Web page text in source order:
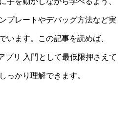
プレートやデバッグ方法など実
います。この記事を読めば、
プリ 入門として最低限押さえて
っかり理解できます。